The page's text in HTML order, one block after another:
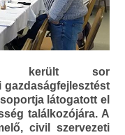
került sor
gazdaságfejlesztést
látogatott el
találkozójára. A
civil szervezeti